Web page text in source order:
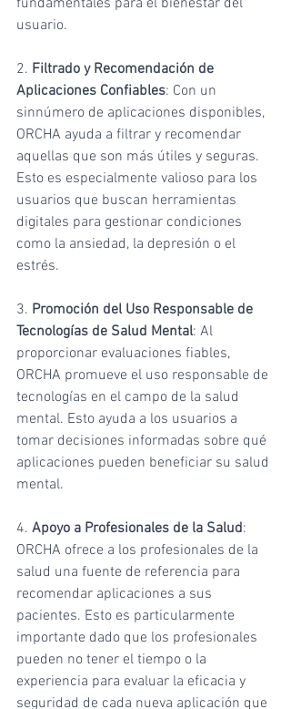
usuario.
2. Filtrado y Recomendación de
Aplicaciones Confiables: Con un
sinnúmero de aplicaciones disponibles,
ORCHA ayuda a filtrar y recomendar
aquellas que son más útiles y seguras.
Esto es especialmente valioso para los
usuarios que buscan herramientas
digitales para gestionar condiciones
como la ansiedad, la depresión o el
estrés.
3. Promoción del Uso Responsable de
Tecnologías de Salud Mental: Al
proporcionar evaluaciones fiables,
ORCHA promueve el uso responsable de
tecnologías en el campo de la salud
mental. Esto ayuda a los usuarios a
tomar decisiones informadas sobre qué
aplicaciones pueden beneficiar su salud
mental.
4. Apoyo a Profesionales de la Salud:
ORCHA ofrece a los profesionales de la
salud una fuente de referencia para
recomendar aplicaciones a sus
pacientes. Esto es particularmente
importante dado que los profesionales
pueden no tener el tiempo o la
experiencia para evaluar la eficacia y
seguridad de cada nueva aplicación que